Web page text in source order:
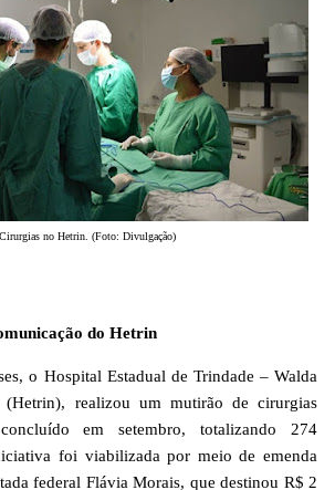
Cirurgias no Hetrin. (Foto: Divulgação)
do Hetrin
o Hospital Estadual de Trindade – Walda
(Hetrin), realizou um mutirão de cirurgias
em setembro, totalizando 274
foi viabilizada por meio de emenda
federal Flávia Morais, que destinou R$ 2